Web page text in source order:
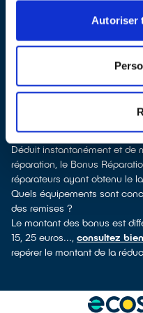
Autoriser
Champigny, vous pouvez
réparateurs labellisés
ce professionnel a obtenu le
électroménager, télé,
famille d’appareils son
QualiRépar.
Comment bénéficier du
?
Déduit instantanément et de
réparation, le Bonus
réparateurs ayant obtenu le
Quels équipements sont
des remises ?
Le montant des bonus est
15, 25 euros..., consultez
repérer le montant de la